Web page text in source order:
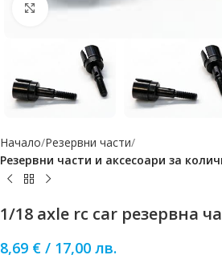
Click to enlarge
Начало Резервни части
Резервни части и аксесоари за
1/18 axle rc car резервна
8,69 € / 17,00 лв.